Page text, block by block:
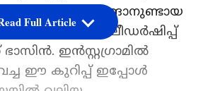
മടങ്ങാനുണ്ടായ
ലീഡർഷിപ്പ്
ഇൻസ്റ്റഗ്രാമിൽ
ഈ കുറിപ്പ് ഇപ്പോൾ
Full Article